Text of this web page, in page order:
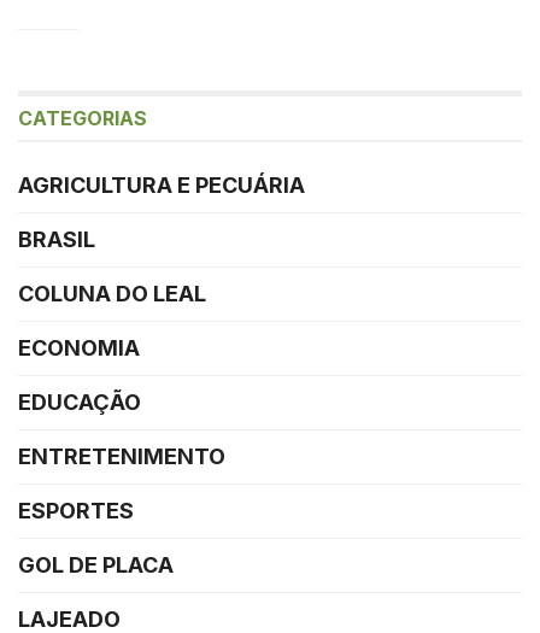
CATEGORIAS
AGRICULTURA E PECUÁRIA
BRASIL
COLUNA DO LEAL
ECONOMIA
EDUCAÇÃO
ENTRETENIMENTO
ESPORTES
GOL DE PLACA
LAJEADO